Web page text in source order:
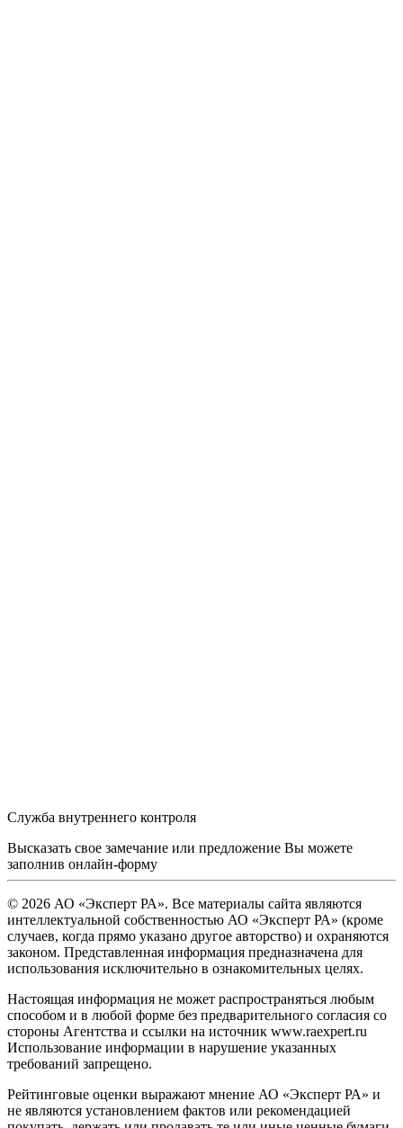
Служба внутреннего контроля
Высказать свое замечание или предложение Вы можете
заполнив онлайн-форму
© 2026 АО «Эксперт РА». Все материалы сайта являются
интеллектуальной собственностью АО «Эксперт РА» (кроме
случаев, когда прямо указано другое авторство) и охраняются
законом. Представленная информация предназначена для
использования исключительно в ознакомительных целях.
Настоящая информация не может распространяться любым
способом и в любой форме без предварительного согласия со
стороны Агентства и ссылки на источник www.raexpert.ru
Использование информации в нарушение указанных
требований запрещено.
Рейтинговые оценки выражают мнение АО «Эксперт РА» и
не являются установлением фактов или рекомендацией